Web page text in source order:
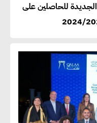
للحاصلين على